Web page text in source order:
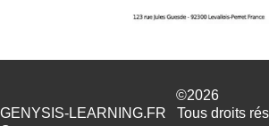
©2026
GENYSIS-LEARNING.FR
Tous droits